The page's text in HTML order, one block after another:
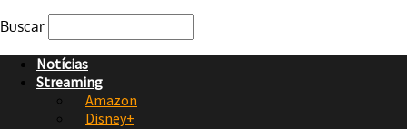
Buscar
Notícias
Streaming
Amazon
Disney+